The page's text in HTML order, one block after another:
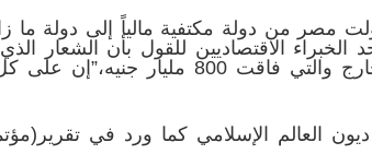
مصر من دولة مكتفية مالياً إلى دولة ما
30 عاماً. حتى وصل الحال بأحد الخبراء الاقتصاديين للقول بأن
الحكومة خلال المرحلة القادمة حتى تستطيع تسديد مديونياتها للداخل والخارج والتي
العالم الإسلامي كما ورد في